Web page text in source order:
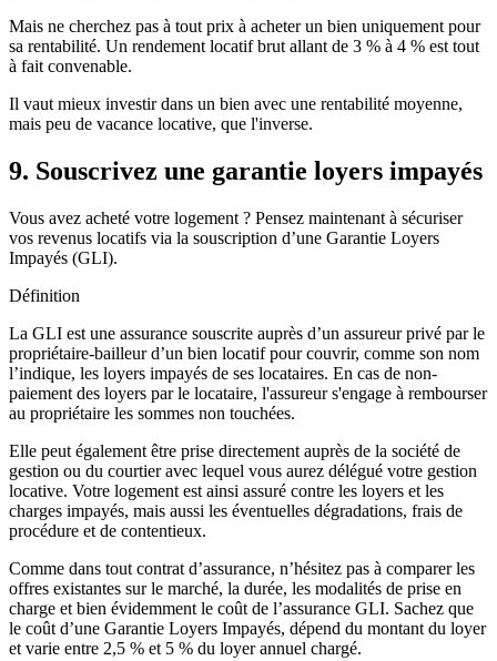
Mais ne cherchez pas à tout prix à acheter un bien uniquement pour
sa rentabilité. Un rendement locatif brut allant de 3 % à 4 % est tout
à fait convenable.
Il vaut mieux investir dans un bien avec une rentabilité moyenne,
mais peu de vacance locative, que l'inverse.
9. Souscrivez une garantie loyers impayés
Vous avez acheté votre logement ? Pensez maintenant à sécuriser
vos revenus locatifs via la souscription d’une Garantie Loyers
Impayés (GLI).
Définition
La GLI est une assurance souscrite auprès d’un assureur privé par le
propriétaire-bailleur d’un bien locatif pour couvrir, comme son nom
l’indique, les loyers impayés de ses locataires. En cas de non-
paiement des loyers par le locataire, l'assureur s'engage à rembourser
au propriétaire les sommes non touchées.
Elle peut également être prise directement auprès de la société de
gestion ou du courtier avec lequel vous aurez délégué votre gestion
locative. Votre logement est ainsi assuré contre les loyers et les
charges impayés, mais aussi les éventuelles dégradations, frais de
procédure et de contentieux.
Comme dans tout contrat d’assurance, n’hésitez pas à comparer les
offres existantes sur le marché, la durée, les modalités de prise en
charge et bien évidemment le coût de l’assurance GLI. Sachez que
le coût d’une Garantie Loyers Impayés, dépend du montant du loyer
et varie entre 2,5 % et 5 % du loyer annuel chargé.